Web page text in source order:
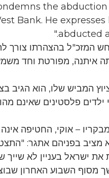
the
Bank. He
abducted
המזכ"ל בהצהרתו צורך
איתנה, מפורטת וחד
המביש שלו, הוא הגיב
פלסטינים שאינם
– אוקי, החטיפה
בפניהם אתגר:
ישראל בעניין לא שייך
השבוע האחרון